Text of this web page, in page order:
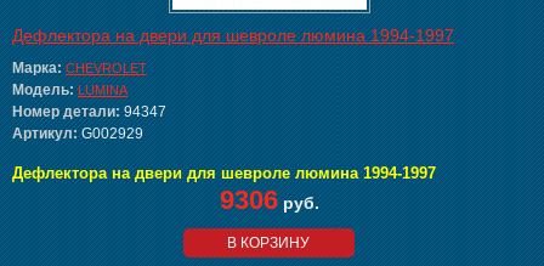
Дефлектора на двери для шевроле люмина 1994-1997
Марка: CHEVROLET
Модель: LUMINA
Номер детали: 94347
Артикул: G002929
Дефлектора на двери для шевроле люмина 1994-1997
9306руб.
В КОРЗИНУ